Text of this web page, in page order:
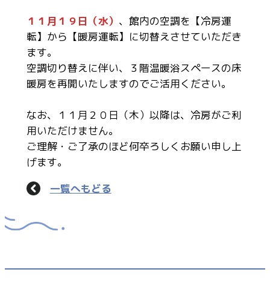
１１月１９日（水） 、館内の空調を【冷房運
転】から【暖房運転】に切替えさせていただき
ます。
空調切り替えに伴い、３階温暖浴スペースの床
暖房を再開いたしますのでご活用ください。
なお、１１月２０日（木）以降は、冷房がご利
用いただけません。
ご理解・ご了承のほど何卒ろしくお願い申し上
げます。
一覧へもどる